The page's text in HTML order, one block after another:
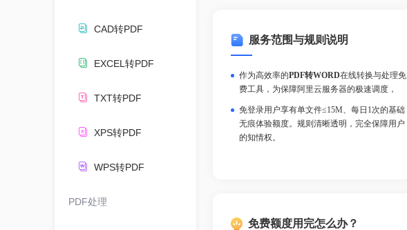
CAD转PDF
EXCEL转PDF
TXT转PDF
XPS转PDF
WPS转PDF
PDF处理
服务范围与规则说明
作为高效率的PDF转WORD在线转换与处理免
费工具，为保障阿里云服务器的极速调度，
免登录用户享有单文件≤15M、每日1次的基础
无痕体验额度。规则清晰透明，完全保障用户
的知情权。
免费额度用完怎么办？